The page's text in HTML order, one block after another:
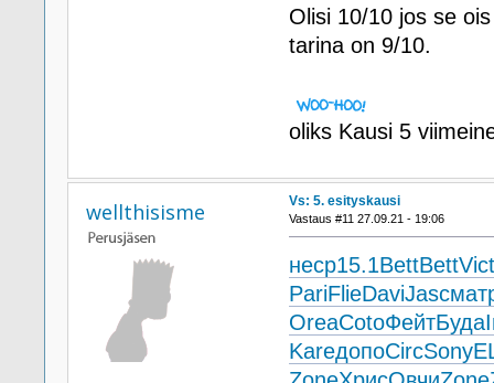
Olisi 10/10 jos se
tarina on 9/10.
oliks Kausi 5
wellthisisme Vs: 5. esityskausi
Vastaus #11 27.09.21 - 19:06
неср15.1BettBettVict
PariFlieDaviJasc
OreaCotoФейтБуда
KareдопоCircSony